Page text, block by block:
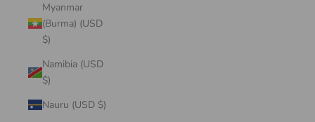
Myanmar
(Burma) (USD
$)
Namibia (USD
$)
Nauru (USD $)